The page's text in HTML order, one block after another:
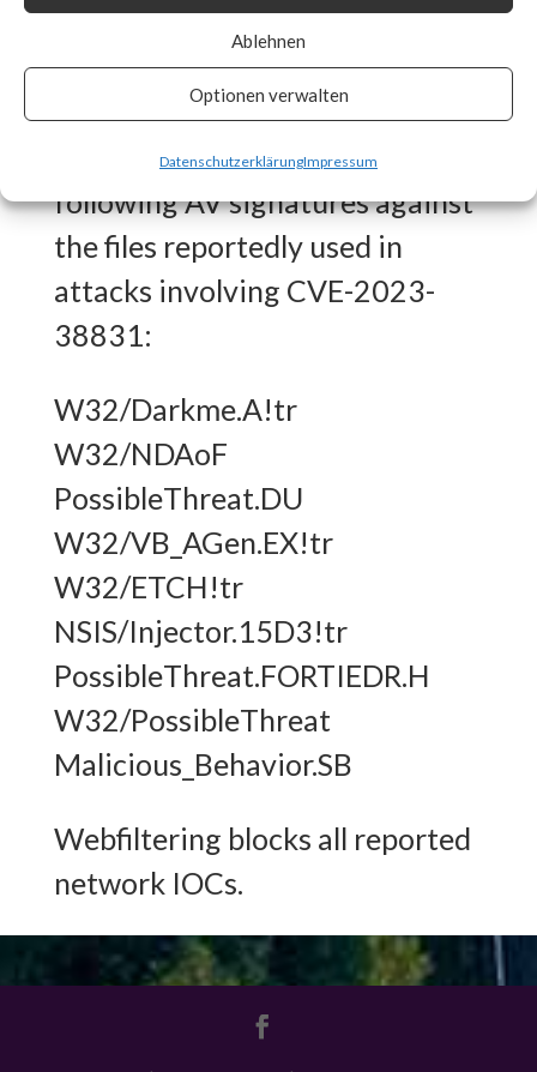
Ablehnen
Optionen verwalten
DatenschutzerklärungImpressum
What FortiGuard Coverage is
FortiGuard Labs has the
following AV signatures against
the files reportedly used in
attacks involving CVE-2023-
38831:
W32/Darkme.A!tr
W32/NDAoF
PossibleThreat.DU
W32/VB_AGen.EX!tr
W32/ETCH!tr
NSIS/Injector.15D3!tr
PossibleThreat.FORTIEDR.H
W32/PossibleThreat
Malicious_Behavior.SB
Webfiltering blocks all reported
network IOCs.